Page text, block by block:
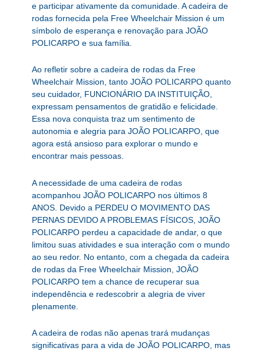
e participar ativamente da comunidade. A cadeira de
rodas fornecida pela Free Wheelchair Mission é um
símbolo de esperança e renovação para JOÃO
POLICARPO e sua família.
Ao refletir sobre a cadeira de rodas da Free
Wheelchair Mission, tanto JOÃO POLICARPO quanto
seu cuidador, FUNCIONÁRIO DA INSTITUIÇÃO,
expressam pensamentos de gratidão e felicidade.
Essa nova conquista traz um sentimento de
autonomia e alegria para JOÃO POLICARPO, que
agora está ansioso para explorar o mundo e
encontrar mais pessoas.
A necessidade de uma cadeira de rodas
acompanhou JOÃO POLICARPO nos últimos 8
ANOS. Devido a PERDEU O MOVIMENTO DAS
PERNAS DEVIDO A PROBLEMAS FÍSICOS, JOÃO
POLICARPO perdeu a capacidade de andar, o que
limitou suas atividades e sua interação com o mundo
ao seu redor. No entanto, com a chegada da cadeira
de rodas da Free Wheelchair Mission, JOÃO
POLICARPO tem a chance de recuperar sua
independência e redescobrir a alegria de viver
plenamente.
A cadeira de rodas não apenas trará mudanças
significativas para a vida de JOÃO POLICARPO, mas